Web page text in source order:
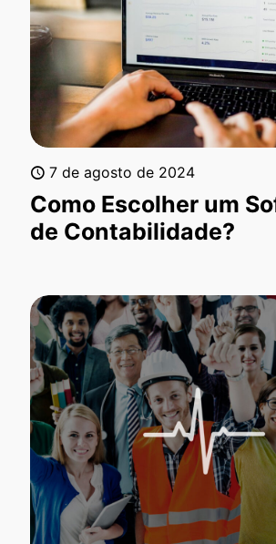
7 de agosto de 2024
Como Escolher um
de Contabilidade?